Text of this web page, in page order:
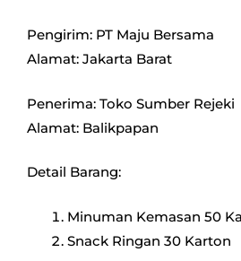
Pengirim: PT Maju Bersama
Alamat: Jakarta Barat
Penerima: Toko Sumber Rejeki
Alamat: Balikpapan
Detail Barang:
Minuman Kemasan 50
Snack Ringan 30 Karton